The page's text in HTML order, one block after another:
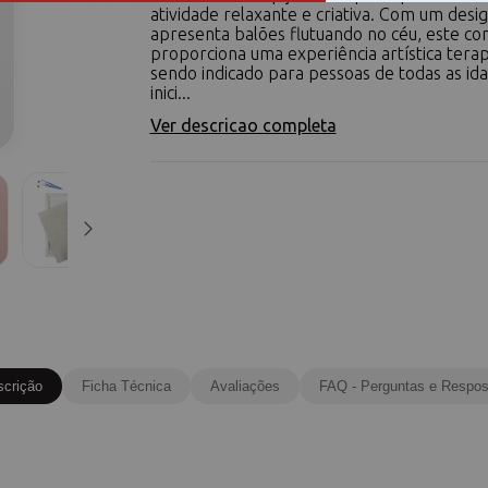
atividade relaxante e criativa. Com um
apresenta balões flutuando no céu, este
proporciona uma experiência artística
sendo indicado para pessoas de todas as
inici...
Ver descricao completa
Ficha Técnica Avaliações FAQ - Perguntas e